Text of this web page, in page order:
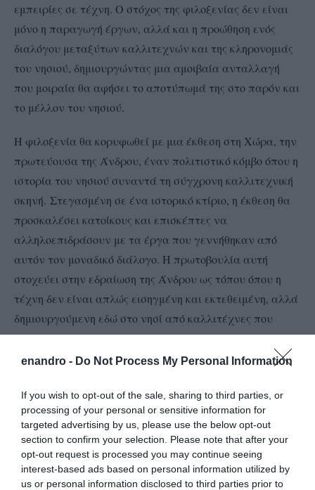
enandro - Do Not Process My Personal Information
If you wish to opt-out of the sale, sharing to third parties, or
processing of your personal or sensitive information for
targeted advertising by us, please use the below opt-out
section to confirm your selection. Please note that after your
opt-out request is processed you may continue seeing
interest-based ads based on personal information utilized by
us or personal information disclosed to third parties prior to
εμπειρίες σε τέχνη. Ο στόχος της φιλοξενίας δεν είναι
μόνο η παραγωγή έργων, αλλά και η προώθηση ενός
διαλόγου μεταξύτων καλλιτεχνών και της κληρονομιάς
του νησιού, δημιουργώντας μια αμοιβαία ανταλλαγή
που μοιραία θα αφήσει το αποτύπωμά της στο παρόν και
το μέλλον του νησιού.
H φιλοξενία θα κορυφωθεί με μια έκθεση στη Χώρα, την
πρωτεύουσα της Άνδρου, έναν πολιτιστικό κόμβο όπου η
ιστορία του νησιού συναντά τη σύγχρονη καλλιτεχνική
σκηνή. Στεγασμένη σε ένα ιστορικό κτίριο, η έκθεση θα
προσκαλέσει κατοίκους και επισκέπτες να
αλληλοεπιδράσουν με τα έργα που γεννήθηκαν από
αυτόν τον μοναδικό διάλογο. Η πρωτοβουλία αυτή
στοχεύει στην εδραίωση της Άνδρου ως τόπου όπου η
τέχνη δεν είναι απλώς εισηγμένη και εκτεθειμένη, αλλά
δημιουργούμενη εδώ στο νησί από καλλιτέχνες που
ήρθαν για να δουλέψουν σε αυτό το περιβάλλον.
Προσδοκούμε η δημιουργία τους να αποτελέσει μέρος
ακόμα περαστικό γεγονός χωρίς αποτύπωμα.
Η έκθεση θα εγκαινιαστεί στις 5 Ιουλίου στο
ΕΜΠΕΙΡΙΚΙΟ ΓΥΜΝΑΣΙΟ ΑΝΔΡΟΥ και θα έχει διάρκεια
μέχρι και τις 31 Αυγούστου. Η είσοδος θα είναι